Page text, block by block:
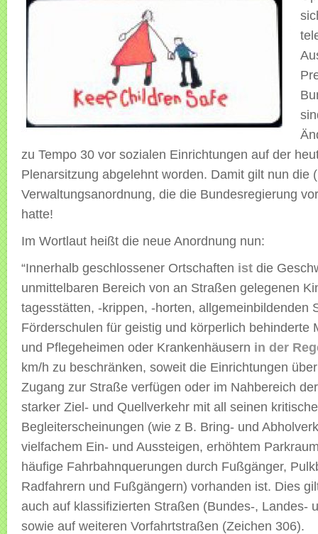
zu Tempo 30 vor sozialen Einrichtungen auf der
Plenarsitzung abgelehnt worden. Damit gilt nun die
Verwaltungsanordnung, die die Bundesregierung
hatte!
Im Wortlaut heißt die neue Anordnung nun:
“Innerhalb geschlossener Ortschaften ist die
unmittelbaren Bereich von an Straßen gelegenen
tagesstätten, -krippen, -horten, allgemeinbildenden
Förderschulen für geistig und körperlich behinderte
und Pflegeheimen oder Krankenhäusern in der
km/h zu beschränken, soweit die Einrichtungen
Zugang zur Straße verfügen oder im Nahbereich
starker Ziel- und Quellverkehr mit all seinen
Begleiterscheinungen (wie z B. Bring- und
vielfachem Ein- und Aussteigen, erhöhtem
häufige Fahrbahnquerungen durch Fußgänger,
Radfahrern und Fußgängern) vorhanden ist. Dies
auch auf klassifizierten Straßen (Bundes-, Landes-
sowie auf weiteren Vorfahrtstraßen (Zeichen 306).